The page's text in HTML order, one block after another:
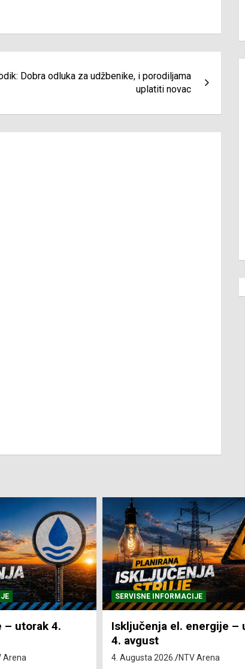
Dobra odluka za udžbenike, i porodiljama
uplatiti novac
– utorak
Arena
SVE VIJESTI VRIJEME
Pretežno sunčano i vruće
4. Augusta 2026.